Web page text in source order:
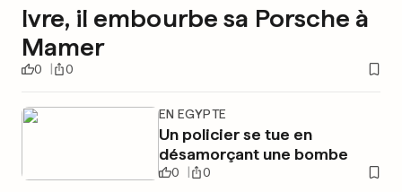
Ivre, il embourbe sa Porsche à
Mamer
0 0
EN EGYPTE
Un policier se tue en
désamorçant une bombe
0 0